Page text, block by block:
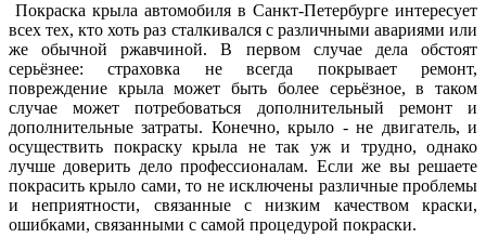
Покраска крыла автомобиля в Санкт-Петербурге интересует
всех тех, кто хоть раз сталкивался с различными авариями или
же обычной ржавчиной. В первом случае дела обстоят
серьёзнее: страховка не всегда покрывает ремонт,
повреждение крыла может быть более серьёзное, в таком
случае может потребоваться дополнительный ремонт и
дополнительные затраты. Конечно, крыло - не двигатель, и
осуществить покраску крыла не так уж и трудно, однако
лучше доверить дело профессионалам. Если же вы решаете
покрасить крыло сами, то не исключены различные проблемы
и неприятности, связанные с низким качеством краски,
ошибками, связанными с самой процедурой покраски.